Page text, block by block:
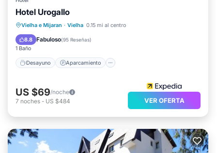
Hotel Urogallo
Vielha e Mijaran · Vielha 0.15 mi al centro
8.8 Fabuloso(95 Reseñas)
1 Baño
Desayuno Aparcamiento
Desayuno Aparcamiento
Internet
US $69/noche
7 noches - US $484 VER OFERTA